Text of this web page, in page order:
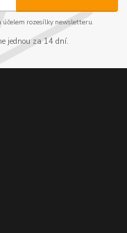
účelem rozesílky newsletteru.
jednou za 14 dní.